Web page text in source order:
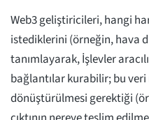
Web3 geliştiricileri, hangi
istediklerini (örneğin, hava
tanımlayarak, İşlevler
bağlantılar kurabilir; bu veri
dönüştürülmesi gerektiği